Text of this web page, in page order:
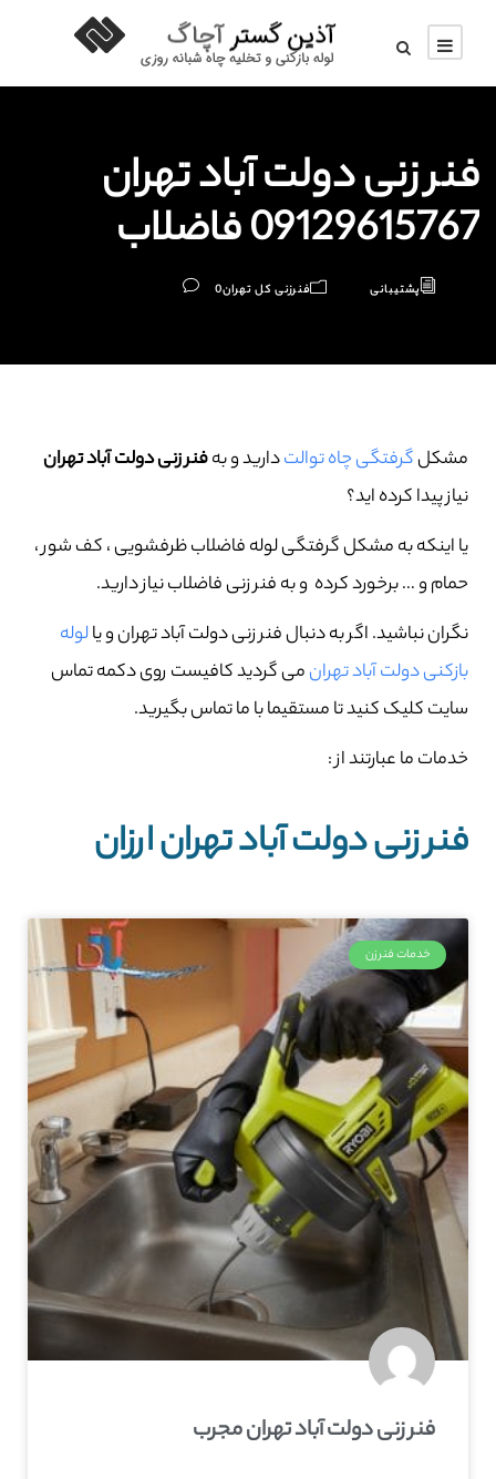
فنر زنی دولت آباد تهران
09129615767 فاضلاب
پشتیبانی فنرزنی کل تهران0
مشکلگرفتگی چاه توالتدارید و بهفنر زنی دولت آباد تهران
نیاز پیدا کرده اید؟
یا اینکه به مشکل گرفتگی لوله فاضلاب ظرفشویی ، کف شور ،
حمام و … برخورد کرده و به فنر زنی فاضلاب نیاز دارید.
نگران نباشید. اگر به دنبال فنر زنی دولت آباد تهران و یالوله
بازکنی دولت آباد تهرانمی گردید کافیست روی دکمه تماس
سایت کلیک کنید تا مستقیما با ما تماس بگیرید.
خدمات ما عبارتند از :
فنر زنی دولت آباد تهران ارزان
خدمات فنرزن
فنر زنی دولت آباد تهران مجرب